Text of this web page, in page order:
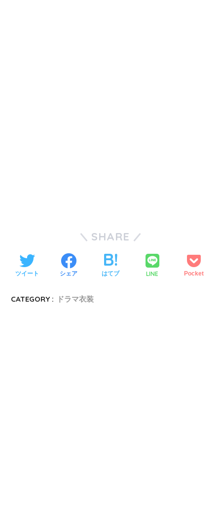
SHARE
ツイート シェア はてブ LINE Pocket
CATEGORY : ドラマ衣装